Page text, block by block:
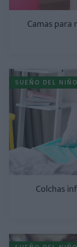
Camas para
SUEÑO DEL NIÑO
Colchas